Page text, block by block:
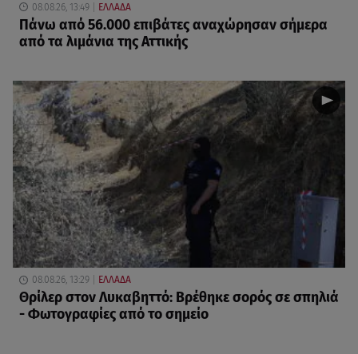
08.08.26, 13:49 ΕΛΛΑΔΑ
Πάνω από 56.000 επιβάτες αναχώρησαν σήμερα
από τα λιμάνια της Αττικής
08.08.26, 13:29 ΕΛΛΑΔΑ
Θρίλερ στον Λυκαβηττό: Βρέθηκε σορός σε σπηλιά
- Φωτογραφίες από το σημείο